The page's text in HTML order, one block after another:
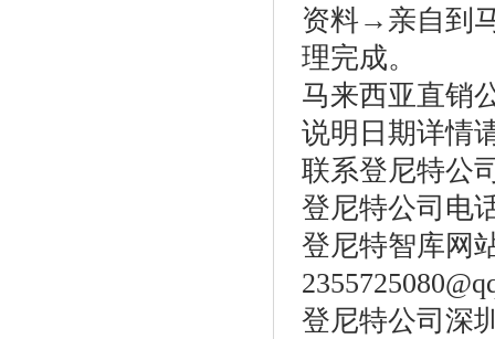
资料→亲自到
理完成。
马来西亚直销
说明日期详情
联系登尼特公
登尼特公司电
登尼特智库网
登尼特公司深